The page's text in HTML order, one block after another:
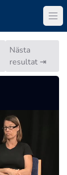
Nästa
resultat ⇥